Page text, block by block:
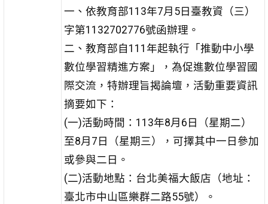
一、依教育部113年7月5日臺教資（三）
字第1132702776號函辦理。
二、教育部自111年起執行「推動中小學
數位學習精進方案」，為促進數位學習國
際交流，特辦理旨揭論壇，活動重要資訊
摘要如下：
(一)活動時間：113年8月6日（星期二）
至8月7日（星期三），可擇其中一日參加
或參與二日。
(二)活動地點：台北美福大飯店（地址：
臺北市中山區樂群二路55號）。